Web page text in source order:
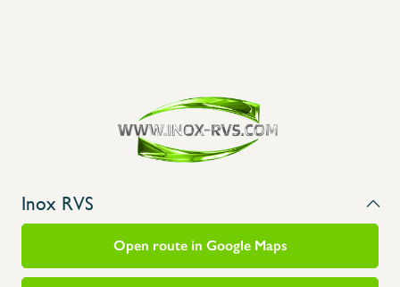
Inox RVS
Open route in Google Maps